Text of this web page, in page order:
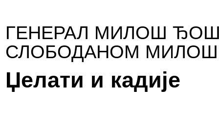
ГЕНЕРАЛ МИЛОШ
СЛОБОДАНОМ
Џелати и кадије